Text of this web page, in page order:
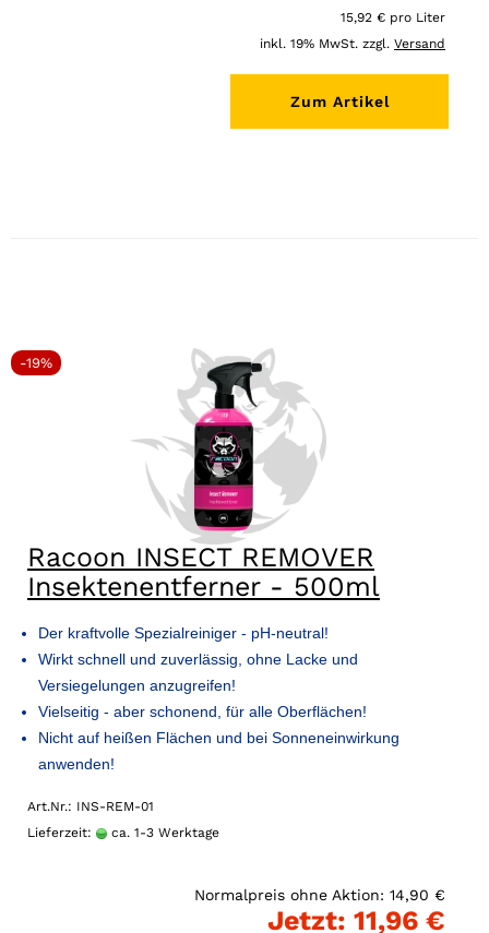
15,92 € pro Liter
inkl. 19% MwSt. zzgl. Versand
Zum Artikel
-19%
Racoon INSECT REMOVER
Insektenentferner - 500ml
Der kraftvolle Spezialreiniger - pH-neutral!
Wirkt schnell und zuverlässig, ohne Lacke und
Versiegelungen anzugreifen!
Vielseitig - aber schonend, für alle Oberflächen!
Nicht auf heißen Flächen und bei Sonneneinwirkung
anwenden!
Art.Nr.: INS-REM-01
Lieferzeit:
ca. 1-3 Werktage
Normalpreis ohne Aktion: 14,90 €
Jetzt: 11,96 €